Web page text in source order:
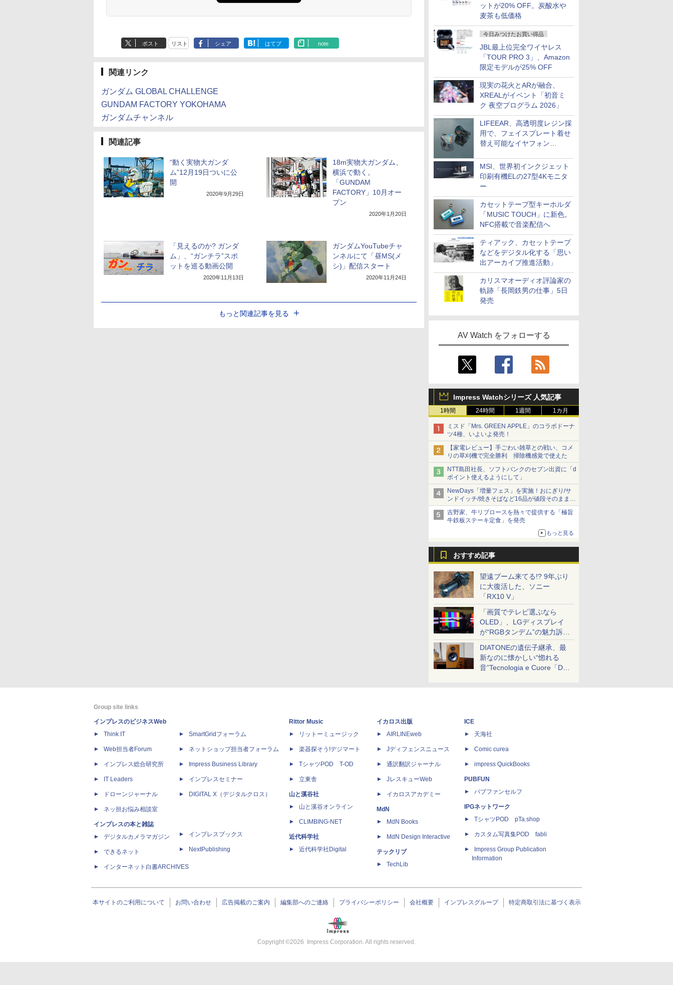
ットが20% OFF。炭酸水や
麦茶も低価格
今日みつけたお買い得品
JBL最上位完全ワイヤレス
「TOUR PRO 3」、Amazon
限定モデルが25% OFF
現実の花火とARが融合、
XREALがイベント「初音ミ
ク 夜空プログラム 2026」
LIFEEAR、高透明度レジン採
用で、フェイスプレート着せ
替え可能なイヤフォン
MSI、世界初インクジェット
印刷有機ELの27型4Kモニタ
ー
カセットテープ型キーホルダ
「MUSIC TOUCH」に新色。
NFC搭載で音楽配信へ
ティアック、カセットテープ
などをデジタル化する「思い
出アーカイブ推進活動」
カリスマオーディオ評論家の
軌跡「長岡鉄男の仕事」5日
発売
AV Watch をフォローする
Impress Watchシリーズ 人気記事
1時間 24時間 1週間 1カ月
ミスド「Mrs. GREEN APPLE」のコラボドーナ
ツ4種、いよいよ発売！
【家電レビュー】手ごわい雑草との戦い、コメ
リの草刈機で完全勝利 掃除機感覚で使えた
NTT島田社長、ソフトバンクのセブン出資に「d
ポイント使えるようにして」
NewDays「増量フェス」を実施！おにぎり/サ
ンドイッチ/焼きそばなど16品が値段そのままで
ボリュームアップ
吉野家、牛リブロースを熱々で提供する「極旨
牛鉄板ステーキ定食」を発売
もっと見る
おすすめ記事
望遠ブーム来てる!? 9年ぶり
に大復活した、ソニー
「RX10 V」
「画質でテレビ選ぶなら
OLED」、LGディスプレイ
が“RGBタンデム”の魅力訴
求。液晶とのガチ比較も
DIATONEの遺伝子継承、最
新なのに懐かしい“惚れる
音”Tecnologia e Cuore「DS-
ポスト リスト シェア はてブ note
関連リンク
ガンダム GLOBAL CHALLENGE
GUNDAM FACTORY YOKOHAMA
ガンダムチャンネル
関連記事
“動く実物大ガンダ
ム”12月19日ついに公
開
2020年9月29日
18m実物大ガンダム、
横浜で動く。
「GUNDAM
FACTORY」10月オー
プン
2020年1月20日
「見えるのか? ガンダ
ム」、“ガンチラ”スポ
ットを巡る動画公開
2020年11月13日
ガンダムYouTubeチャ
ンネルにて「昼MS(メ
シ)」配信スタート
2020年11月24日
もっと関連記事を見る
Group site links
インプレスのビジネスWeb
Think IT
Web担当者Forum
インプレス総合研究所
IT Leaders
ドローンジャーナル
ネッ担お悩み相談室
インプレスの本と雑誌
デジタルカメラマガジン
できるネット
インターネット白書ARCHIVES
SmartGridフォーラム
ネットショップ担当者フォーラム
Impress Business Library
インプレスセミナー
DIGITAL X（デジタルクロス）
インプレスブックス
NextPublishing
Rittor Music
リットーミュージック
楽器探そう!デジマート
TシャツPOD T-OD
立東舎
山と溪谷社
山と溪谷オンライン
CLIMBING-NET
近代科学社
近代科学社Digital
イカロス出版
AIRLINEweb
Jディフェンスニュース
通訳翻訳ジャーナル
JレスキューWeb
イカロスアカデミー
MdN
MdN Books
MdN Design Interactive
テックリブ
TechLib
ICE
天海社
Comic curea
impress QuickBooks
PUBFUN
パブファンセルフ
IPGネットワーク
TシャツPOD pTa.shop
カスタム写真集POD fabli
Impress Group Publication
Information
本サイトのご利用について お問い合わせ 広告掲載のご案内 編集部へのご連絡 プライバシーポリシー 会社概要 インプレスグループ 特定商取引法に基づく表示
Copyright ©2026 Impress Corporation. All rights reserved.